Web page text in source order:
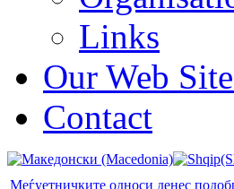
Links
Our Web
Contact
Меѓуетничките односи денес